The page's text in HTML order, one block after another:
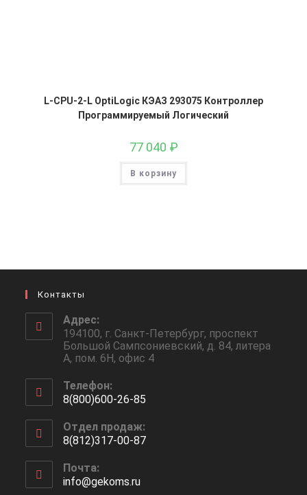
L-CPU-2-L OptiLogic КЭАЗ 293075 Контроллер
Программируемый Логический
77 040 ₽
В корзину
Контакты
Адрес:
194100, г. Санкт-Петербург, проспект
Большой Сампсониевский, д. 84, литера
А, пом. 6Н, офис 4
Телефон:
8(800)600-26-85
в
вашем
приложении
Отдел продаж:
8(812)317-00-87
в
вашем
Почта:
info@gekoms.ruОткроется